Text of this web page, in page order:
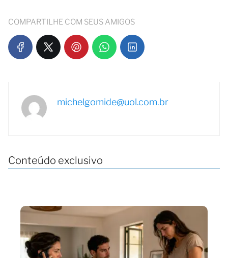
COMPARTILHE COM SEUS AMIGOS
michelgomide@uol.com.br
Conteúdo exclusivo